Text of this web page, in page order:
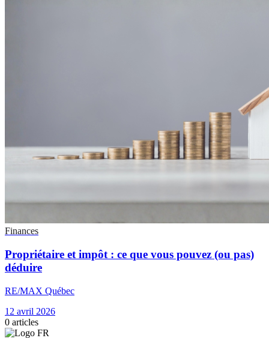
Finances
Propriétaire et impôt : ce que vous pouvez (ou pas)
déduire
RE/MAX Québec
12 avril 2026
0 articles